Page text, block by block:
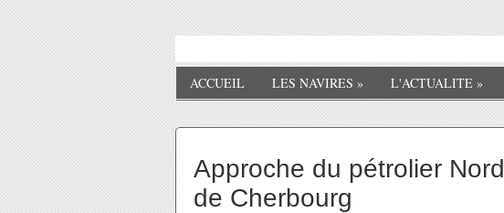
ACCUEIL LES NAVIRES » L'ACTUALITE »
Approche du pétrolier
de Cherbourg